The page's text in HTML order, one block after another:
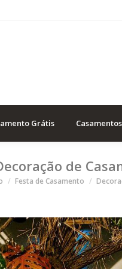
Grátis Casamentos
de
Festa de Casamento